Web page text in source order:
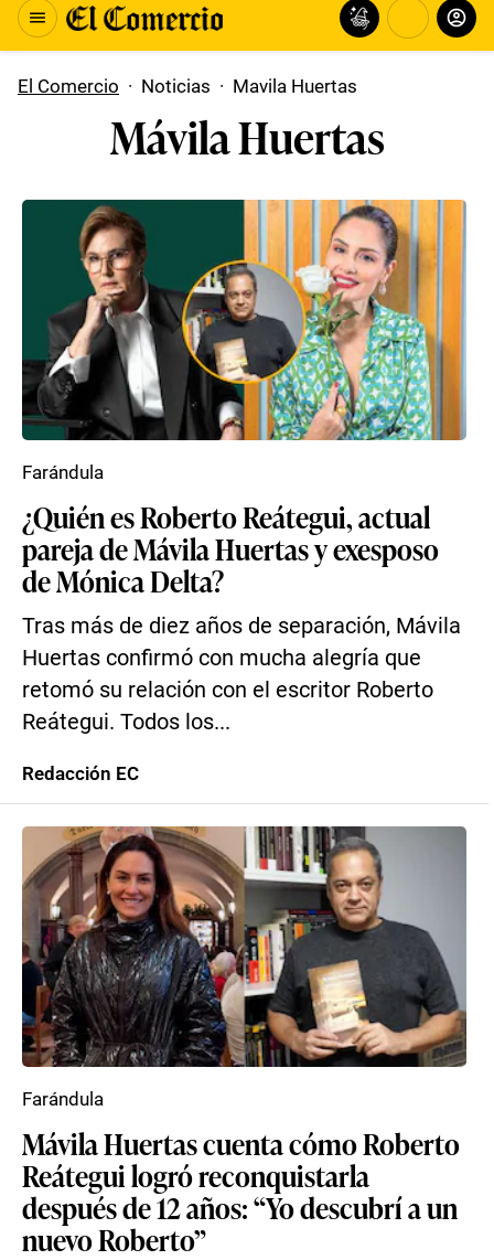
El Comercio · Noticias · Mavila Huertas
Mávila Huertas
¿Quién es Roberto Reátegui, actual
pareja de Mávila Huertas y exesposo
de Mónica Delta?
Tras más de diez años de separación, Mávila
Huertas confirmó con mucha alegría que
retomó su relación con el escritor Roberto
Reátegui. Todos los...
Farándula
Redacción EC
Mávila Huertas cuenta cómo Roberto
Reátegui logró reconquistarla
después de 12 años: “Yo descubrí a un
nuevo Roberto”
Farándula